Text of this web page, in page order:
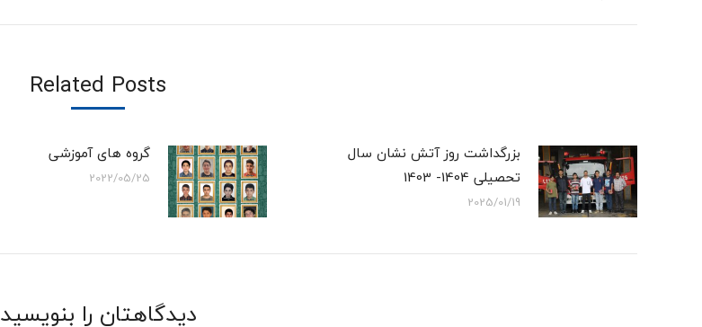
Related Posts
بزرگداشت روز آتش نشان سال
تحصیلی 1404- 1403
2025/01/19
گروه های آموزشی
2022/05/25
دیدگاهتان را بنویسید